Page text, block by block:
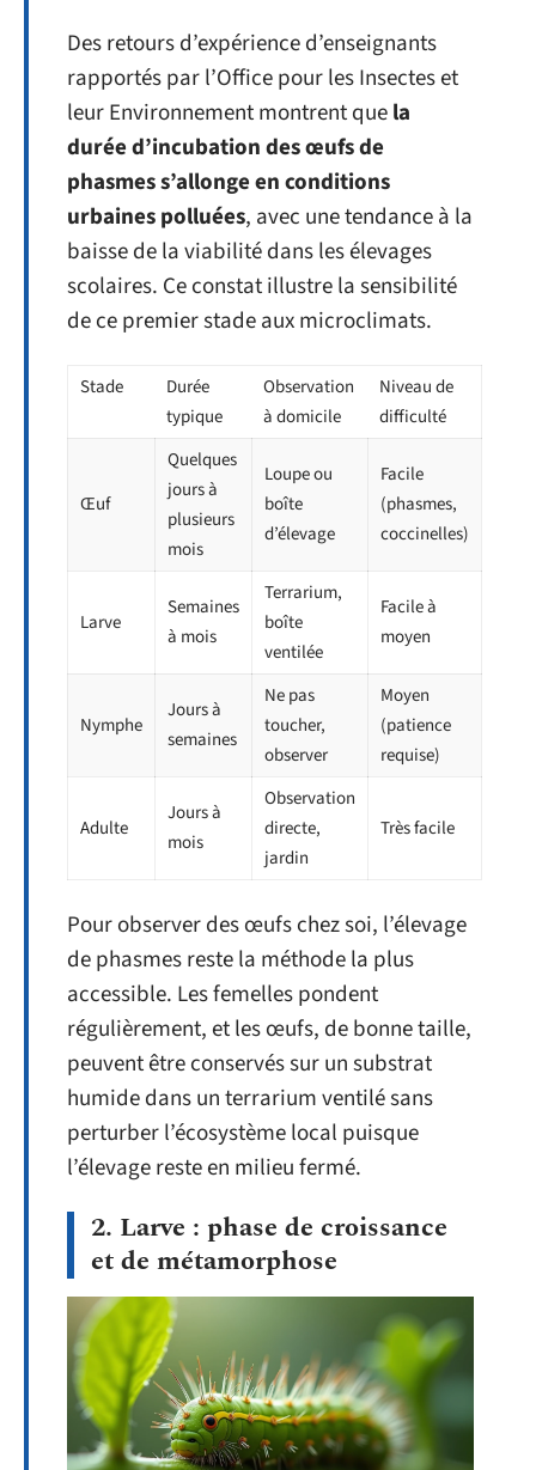
Des retours d’expérience d’enseignants
rapportés par l’Office pour les Insectes et
leur Environnement montrent quela
durée d’incubation des œufs de
phasmes s’allonge en conditions
urbaines polluées, avec une tendance à la
baisse de la viabilité dans les élevages
scolaires. Ce constat illustre la sensibilité
de ce premier stade aux microclimats.
Stade
Durée
typique
Observation
à domicile
Niveau de
difficulté
Œuf
Quelques
jours à
plusieurs
mois
Loupe ou
boîte
d’élevage
Facile
(phasmes,
coccinelles)
Larve
Semaines
à mois
Terrarium,
boîte
ventilée
Facile à
moyen
Nymphe
Jours à
semaines
Ne pas
toucher,
observer
Moyen
(patience
requise)
Adulte
Jours à
mois
Observation
directe,
jardin
Très facile
Pour observer des œufs chez soi, l’élevage
de phasmes reste la méthode la plus
accessible. Les femelles pondent
régulièrement, et les œufs, de bonne taille,
peuvent être conservés sur un substrat
humide dans un terrarium ventilé sans
perturber l’écosystème local puisque
l’élevage reste en milieu fermé.
2. Larve : phase de croissance
et de métamorphose